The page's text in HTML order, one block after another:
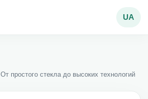
UA
простого стекла до высоких технологий